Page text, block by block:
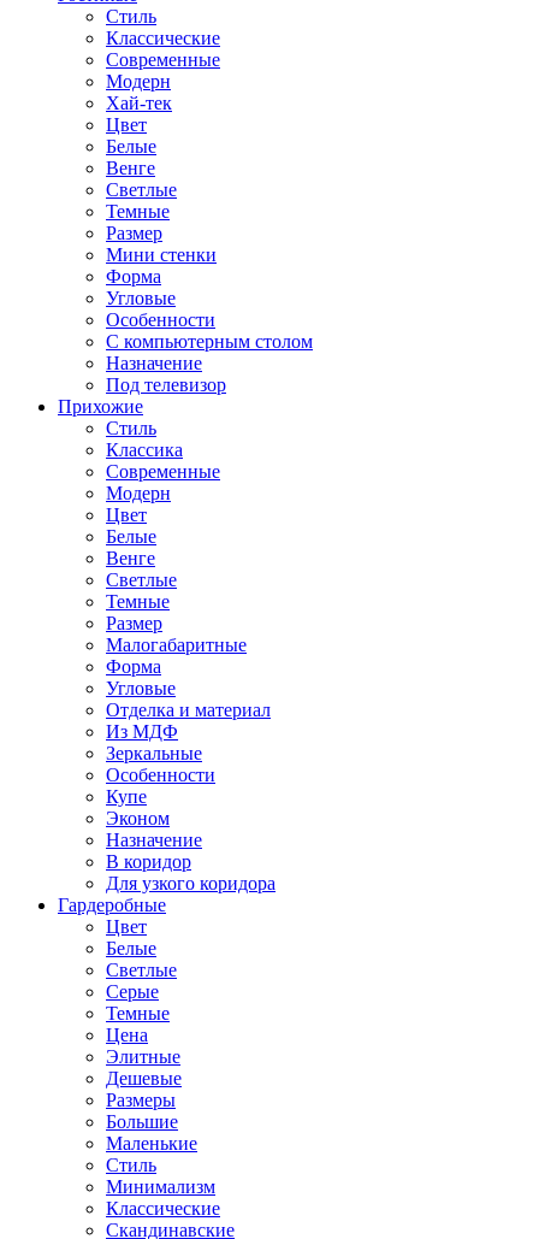
Стиль
Классические
Современные
Модерн
Хай-тек
Цвет
Белые
Венге
Светлые
Темные
Размер
Мини стенки
Форма
Угловые
Особенности
С компьютерным столом
Назначение
Под телевизор
Прихожие
Стиль
Классика
Современные
Модерн
Цвет
Белые
Венге
Светлые
Темные
Размер
Малогабаритные
Форма
Угловые
Отделка и материал
Из МДФ
Зеркальные
Особенности
Купе
Эконом
Назначение
В коридор
Для узкого коридора
Гардеробные
Цвет
Белые
Светлые
Серые
Темные
Цена
Элитные
Дешевые
Размеры
Большие
Маленькие
Стиль
Минимализм
Классические
Скандинавские